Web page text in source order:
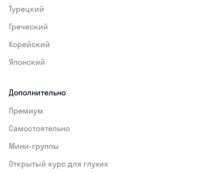
Турецкий
Греческий
Корейский
Японский
Дополнительно
Премиум
Самостоятельно
Мини-группы
Открытый курс для глухих